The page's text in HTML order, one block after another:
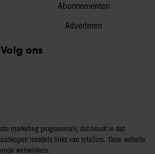
Abonnementen
Adverteren
Volg ons
marketing programma’s, dat houdt in dat
middels links van retailers. Deze website
webwinkels.